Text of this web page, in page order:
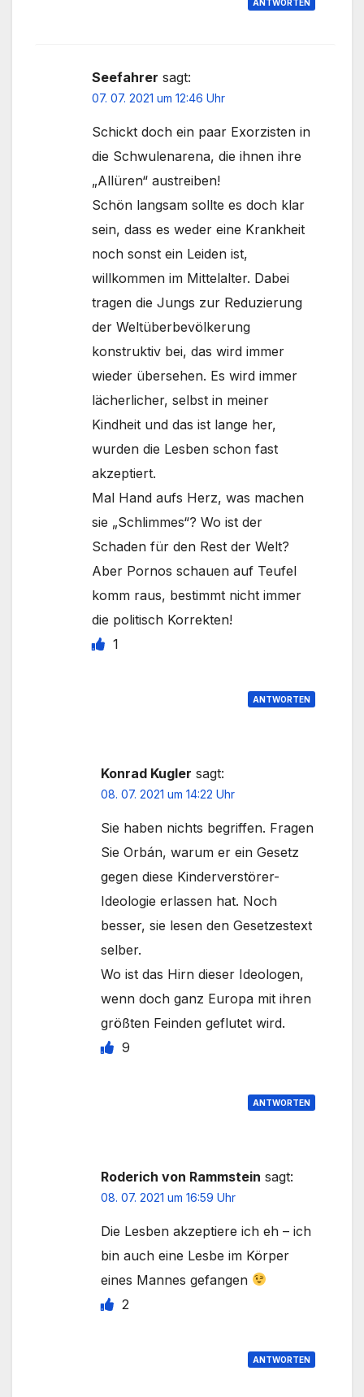
ANTWORTEN
Seefahrer sagt:
07. 07. 2021 um 12:46 Uhr
Schickt doch ein paar Exorzisten in
die Schwulenarena, die ihnen ihre
„Allüren“ austreiben!
Schön langsam sollte es doch klar
sein, dass es weder eine Krankheit
noch sonst ein Leiden ist,
willkommen im Mittelalter. Dabei
tragen die Jungs zur Reduzierung
der Weltüberbevölkerung
konstruktiv bei, das wird immer
wieder übersehen. Es wird immer
lächerlicher, selbst in meiner
Kindheit und das ist lange her,
wurden die Lesben schon fast
akzeptiert.
Mal Hand aufs Herz, was machen
sie „Schlimmes“? Wo ist der
Schaden für den Rest der Welt?
Aber Pornos schauen auf Teufel
komm raus, bestimmt nicht immer
die politisch Korrekten!
1
ANTWORTEN
Konrad Kugler sagt:
08. 07. 2021 um 14:22 Uhr
Sie haben nichts begriffen. Fragen
Sie Orbán, warum er ein Gesetz
gegen diese Kinderverstörer-
Ideologie erlassen hat. Noch
besser, sie lesen den Gesetzestext
selber.
Wo ist das Hirn dieser Ideologen,
wenn doch ganz Europa mit ihren
größten Feinden geflutet wird.
9
ANTWORTEN
Roderich von Rammstein sagt:
08. 07. 2021 um 16:59 Uhr
Die Lesben akzeptiere ich eh – ich
bin auch eine Lesbe im Körper
eines Mannes gefangen
2
ANTWORTEN